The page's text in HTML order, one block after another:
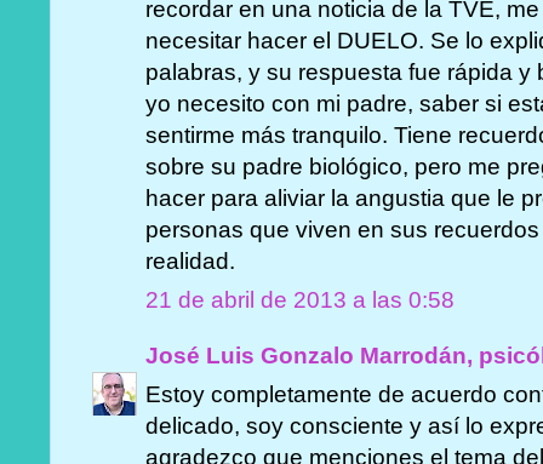
recordar en una noticia de la TVE,
necesitar hacer el DUELO. Se lo
palabras, y su respuesta fue rápida y
yo necesito con mi padre, saber si
sentirme más tranquilo. Tiene
sobre su padre biológico, pero me
hacer para aliviar la angustia que le
personas que viven en sus
realidad.
21 de abril de 2013 a las 0:58
José Luis Gonzalo Marrodán,
Estoy completamente de acuerdo
delicado, soy consciente y así lo
agradezco que menciones el tema